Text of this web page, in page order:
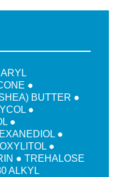
●
BUTTER ●
●
●
●
●
● TREHALOSE
ALKYL